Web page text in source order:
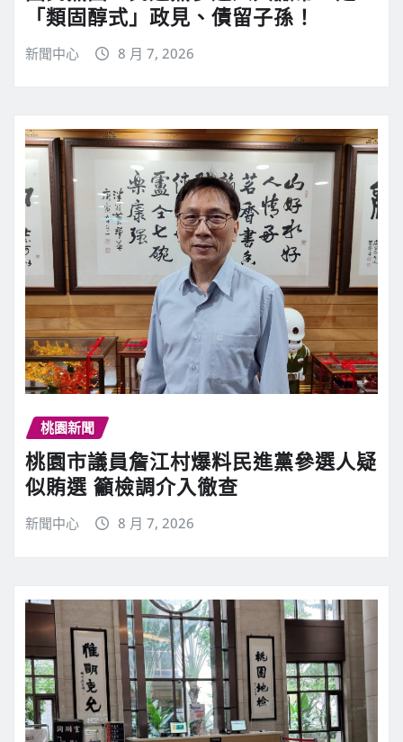
「類固醇式」政見、債留子孫！
新聞中心 8 月 7, 2026
桃園新聞
桃園市議員詹江村爆料民進黨參選人疑
似賄選 籲檢調介入徹查
新聞中心 8 月 7, 2026